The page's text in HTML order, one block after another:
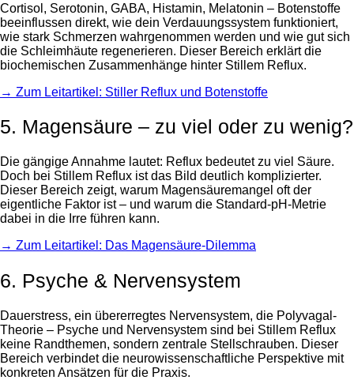
Cortisol, Serotonin, GABA, Histamin, Melatonin – Botenstoffe
beeinflussen direkt, wie dein Verdauungssystem funktioniert,
wie stark Schmerzen wahrgenommen werden und wie gut sich
die Schleimhäute regenerieren. Dieser Bereich erklärt die
biochemischen Zusammenhänge hinter Stillem Reflux.
→ Zum Leitartikel: Stiller Reflux und Botenstoffe
5. Magensäure – zu viel oder zu wenig?
Die gängige Annahme lautet: Reflux bedeutet zu viel Säure.
Doch bei Stillem Reflux ist das Bild deutlich komplizierter.
Dieser Bereich zeigt, warum Magensäuremangel oft der
eigentliche Faktor ist – und warum die Standard-pH-Metrie
dabei in die Irre führen kann.
→ Zum Leitartikel: Das Magensäure-Dilemma
6. Psyche & Nervensystem
Dauerstress, ein übererregtes Nervensystem, die Polyvagal-
Theorie – Psyche und Nervensystem sind bei Stillem Reflux
keine Randthemen, sondern zentrale Stellschrauben. Dieser
Bereich verbindet die neurowissenschaftliche Perspektive mit
konkreten Ansätzen für die Praxis.